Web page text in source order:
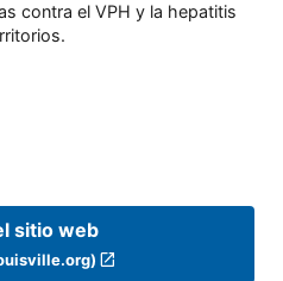
contra el VPH y la hepatitis
sitio web